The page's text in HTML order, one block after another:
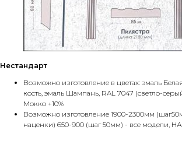
Нестандарт
Возможно изготовление в цветах: эмаль
кость, эмаль Шампань, RAL 7047 (светло-
Мокко +10%
Возможно изготовление 1900-2300мм
наценки) 650-900 (шаг 50мм) - все модели,